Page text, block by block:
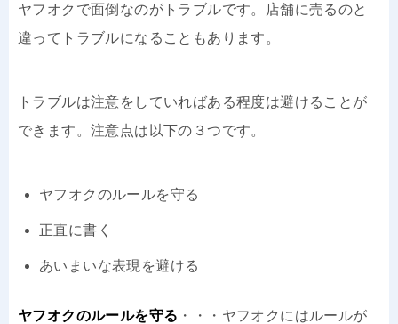
ヤフオクで面倒なのがトラブルです。店舗に売るのと
違ってトラブルになることもあります。
トラブルは注意をしていればある程度は避けることが
できます。注意点は以下の３つです。
ヤフオクのルールを守る
正直に書く
あいまいな表現を避ける
ヤフオクのルールを守る ・・・ヤフオクにはルールが